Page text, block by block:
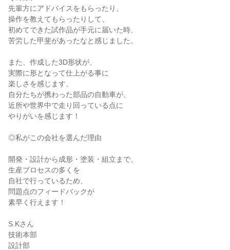
先輩方にアドバイスをもらったり、
操作を教えてもらったりして、
初めてできた試作品が手元に届いた時、
苦労した甲斐があったなと感じました。
また、作成した3D形状が、
実際に形となって仕上がる事に
楽しさを感じます。
自分たちが携わった部品の自動車が、
近所や世界中で走り回っている点に
やりがいを感じます！
◎私がこの会社を選んだ理由
開発・設計から成形・塗装・組立まで、
生産プロセスの多くを
自社で行っているため、
問題点のフィードバックが
素早く行えます！
S.Kさん
技術本部
設計部